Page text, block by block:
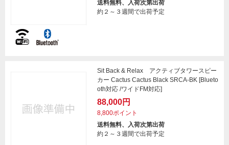
送料無料、入荷次第出荷
約２～３週間で出荷予定
Sit Back & Relax アクティブタワースピー
カー Cactus Cactus Black SRCA-BK [Blueto
oth対応 /ワイドFM対応]
88,000円
8,800ポイント
送料無料、入荷次第出荷
約２～３週間で出荷予定